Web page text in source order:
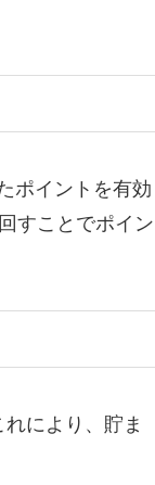
ポイントを有効
すことでポイン
により、貯ま